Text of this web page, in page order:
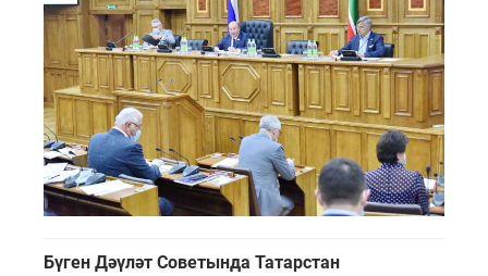
Бүген Дәүләт Советында Татарстан